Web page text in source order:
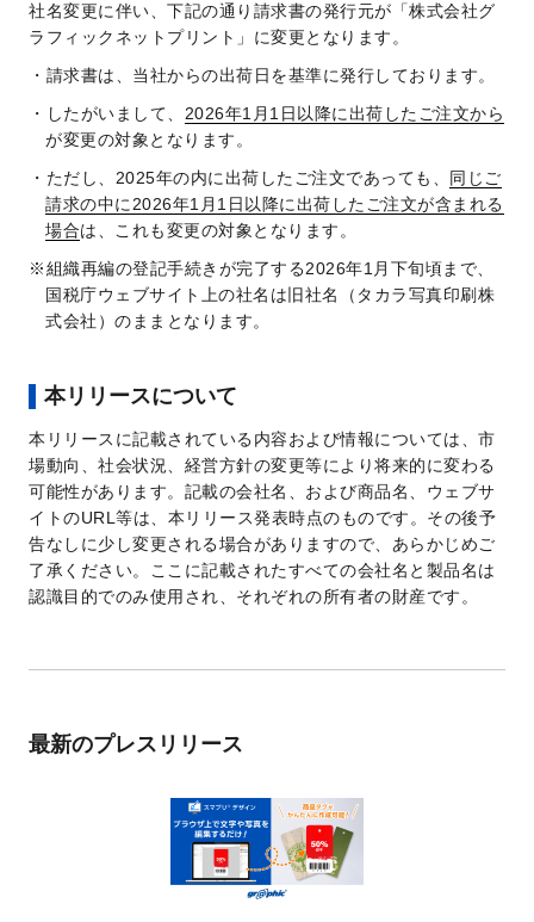
社名変更に伴い、下記の通り請求書の発行元が「株式会社グ
ラフィックネットプリント」に変更となります。
請求書は、当社からの出荷日を基準に発行しております。
したがいまして、 2026年1月1日以降に出荷したご注文から
が変更の対象となります。
ただし、2025年の内に出荷したご注文であっても、 同じご
請求の中に2026年1月1日以降に出荷したご注文が含まれる
場合は、これも変更の対象となります。
組織再編の登記手続きが完了する2026年1月下旬頃まで、
国税庁ウェブサイト上の社名は旧社名（タカラ写真印刷株
式会社）のままとなります。
本リリースについて
本リリースに記載されている内容および情報については、市
場動向、社会状況、経営方針の変更等により将来的に変わる
可能性があります。記載の会社名、および商品名、ウェブサ
イトのURL等は、本リリース発表時点のものです。その後予
告なしに少し変更される場合がありますので、あらかじめご
了承ください。ここに記載されたすべての会社名と製品名は
認識目的でのみ使用され、それぞれの所有者の財産です。
最新のプレスリリース